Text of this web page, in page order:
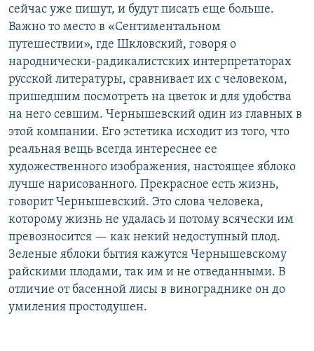
сейчас уже пишут, и будут писать еще больше.
Важно то место в «Сентиментальном
путешествии», где Шкловский, говоря о
народнически-радикалистских интерпретаторах
русской литературы, сравнивает их с человеком,
пришедшим посмотреть на цветок и для удобства
на него севшим. Чернышевский один из главных в
этой компании. Его эстетика исходит из того, что
реальная вещь всегда интереснее ее
художественного изображения, настоящее яблоко
лучше нарисованного. Прекрасное есть жизнь,
говорит Чернышевский. Это слова человека,
которому жизнь не удалась и потому всячески им
превозносится — как некий недоступный плод.
Зеленые яблоки бытия кажутся Чернышевскому
райскими плодами, так им и не отведанными. В
отличие от басенной лисы в винограднике он до
умиления простодушен.